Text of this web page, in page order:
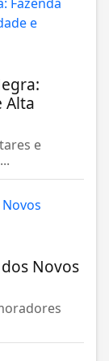
Alta
e
Novos